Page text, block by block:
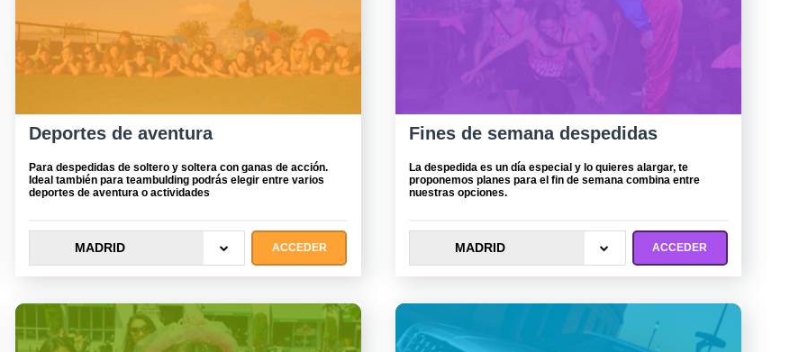
Deportes de aventura
Para despedidas de soltero y soltera con ganas de acción.
Ideal también para teambulding podrás elegir entre varios
deportes de aventura o actividades
MADRID ACCEDER
Fines de semana despedidas
La despedida es un día especial y lo quieres alargar, te
proponemos planes para el fin de semana combina entre
nuestras opciones.
MADRID ACCEDER